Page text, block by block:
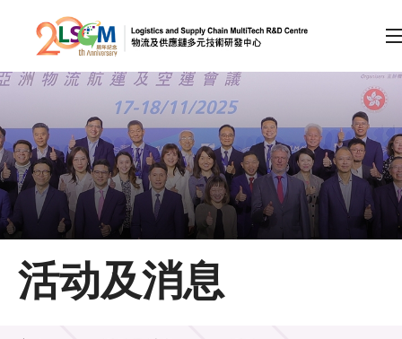
跳到内容（按回车键）
会员登录
A A EN 繁 简
主页
关于LSCM
活动及消息